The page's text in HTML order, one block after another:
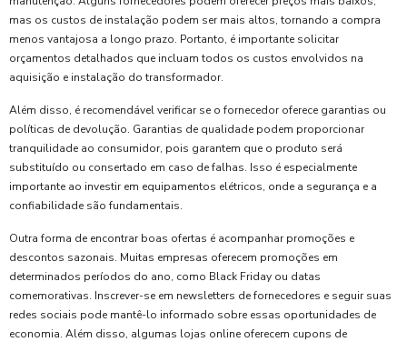
mas os custos de instalação podem ser mais altos, tornando a compra
menos vantajosa a longo prazo. Portanto, é importante solicitar
orçamentos detalhados que incluam todos os custos envolvidos na
aquisição e instalação do transformador.
Além disso, é recomendável verificar se o fornecedor oferece garantias ou
políticas de devolução. Garantias de qualidade podem proporcionar
tranquilidade ao consumidor, pois garantem que o produto será
substituído ou consertado em caso de falhas. Isso é especialmente
importante ao investir em equipamentos elétricos, onde a segurança e a
confiabilidade são fundamentais.
Outra forma de encontrar boas ofertas é acompanhar promoções e
descontos sazonais. Muitas empresas oferecem promoções em
determinados períodos do ano, como Black Friday ou datas
comemorativas. Inscrever-se em newsletters de fornecedores e seguir suas
redes sociais pode mantê-lo informado sobre essas oportunidades de
economia. Além disso, algumas lojas online oferecem cupons de